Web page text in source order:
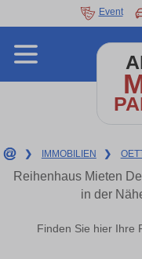
Event
❯ IMMOBILIEN ❯
Reihenhaus Mieten
in der
Finden Sie hier Ihre